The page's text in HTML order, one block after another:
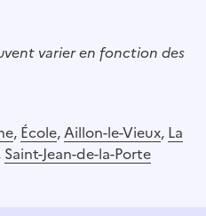
varier en fonction des
, École,Aillon-le-Vieux, La
Saint-Jean-de-la-Porte